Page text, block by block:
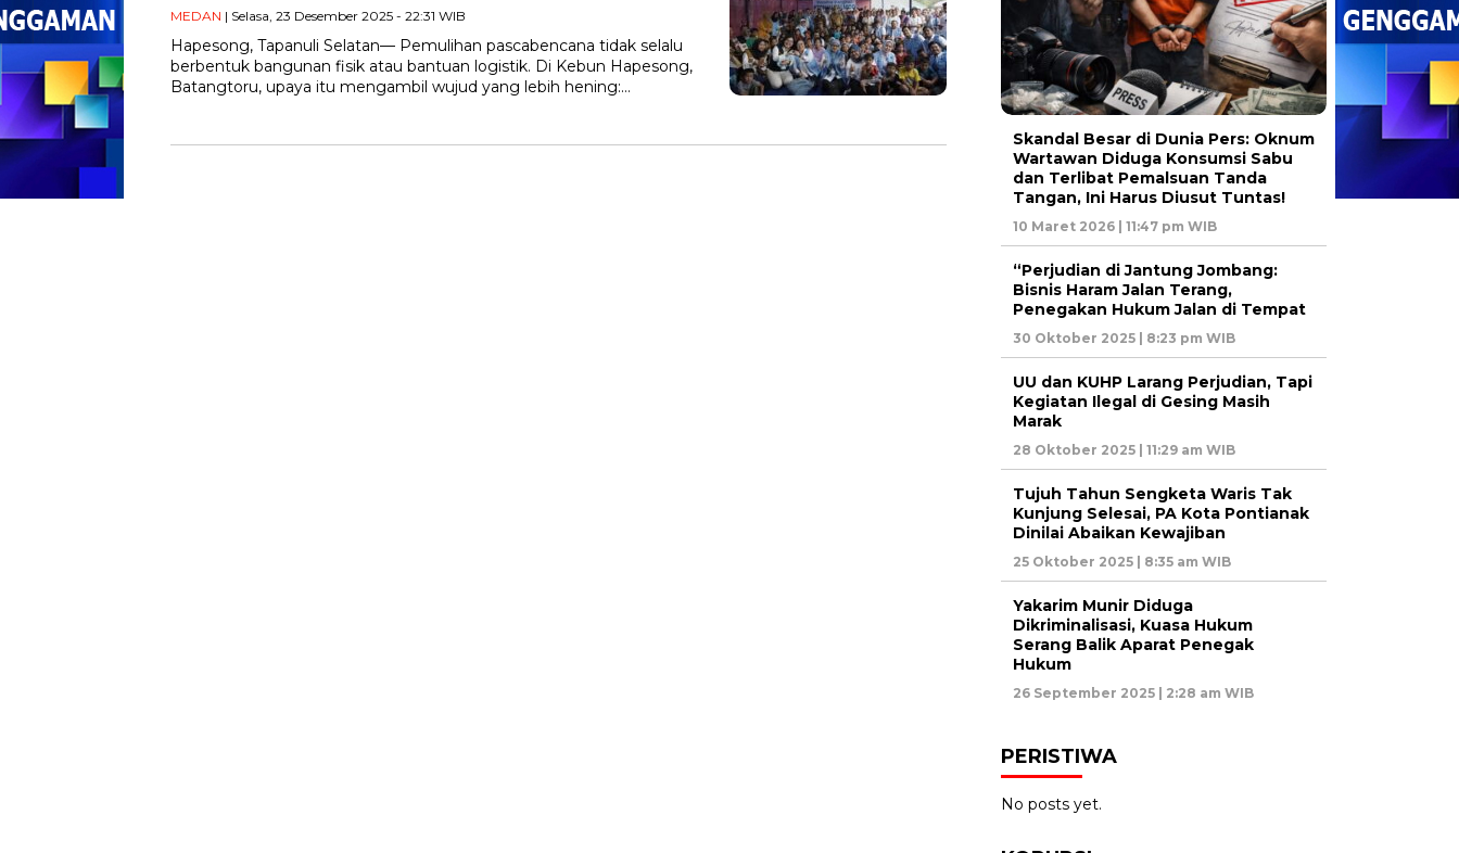
MEDAN | Selasa, 23 Desember 2025 - 22:31 WIB
Hapesong, Tapanuli Selatan— Pemulihan pascabencana tidak selalu
berbentuk bangunan fisik atau bantuan logistik. Di Kebun Hapesong,
Batangtoru, upaya itu mengambil wujud yang lebih hening:…
Skandal Besar di Dunia Pers: Oknum
Wartawan Diduga Konsumsi Sabu
dan Terlibat Pemalsuan Tanda
Tangan, Ini Harus Diusut Tuntas!
10 Maret 2026 | 11:47 pm WIB
“Perjudian di Jantung Jombang:
Bisnis Haram Jalan Terang,
Penegakan Hukum Jalan di Tempat
30 Oktober 2025 | 8:23 pm WIB
UU dan KUHP Larang Perjudian, Tapi
Kegiatan Ilegal di Gesing Masih
Marak
28 Oktober 2025 | 11:29 am WIB
Tujuh Tahun Sengketa Waris Tak
Kunjung Selesai, PA Kota Pontianak
Dinilai Abaikan Kewajiban
25 Oktober 2025 | 8:35 am WIB
Yakarim Munir Diduga
Dikriminalisasi, Kuasa Hukum
Serang Balik Aparat Penegak
Hukum
26 September 2025 | 2:28 am WIB
PERISTIWA
No posts yet.